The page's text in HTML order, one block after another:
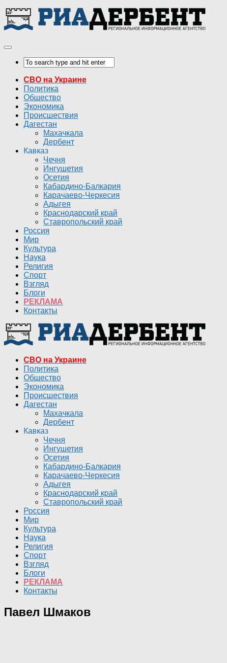
СВО на Украине
Политика
Общество
Экономика
Происшествия
Дагестан
Махачкала
Дербент
Кавказ
Чечня
Ингушетия
Осетия
Кабардино-Балкария
Карачаево-Черкесия
Адыгея
Краснодарский край
Ставропольский край
Россия
Мир
Культура
Наука
Религия
Спорт
Взгляд
Блоги
РЕКЛАМА
Контакты
СВО на Украине
Политика
Общество
Экономика
Происшествия
Дагестан
Махачкала
Дербент
Кавказ
Чечня
Ингушетия
Осетия
Кабардино-Балкария
Карачаево-Черкесия
Адыгея
Краснодарский край
Ставропольский край
Россия
Мир
Культура
Наука
Религия
Спорт
Взгляд
Блоги
РЕКЛАМА
Контакты
Павел Шмаков